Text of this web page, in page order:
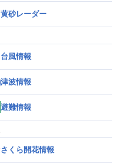
黄砂レーダー
台風情報
津波情報
避難情報
さくら開花情報